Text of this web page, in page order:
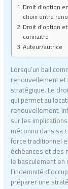
Droit d’option
choix entre
Droit d’option
connaître
Auteur/autrice
Lorsqu’un bail
renouvellement et
stratégique. Le
qui permet au
renouvellement,
sur les
méconnu dans sa
force traditionnel
échéances et des
le basculement
l’indemnité
préparer une